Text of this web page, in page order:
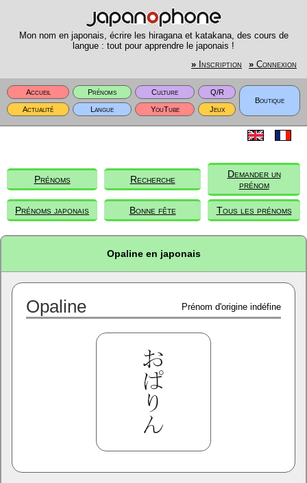
Mon nom en japonais, écrire les hiragana et katakana, des cours de
langue : tout pour apprendre le japonais !
» Inscription » Connexion
Accueil Prénoms Culture
Q/R
Boutique
Actualité
Langue YouTube Jeux
Prénoms Recherche
Demander un
prénom
Prénoms japonais Bonne fête Tous les prénoms
Opaline en japonais
Opaline Prénom d'origine indéfine